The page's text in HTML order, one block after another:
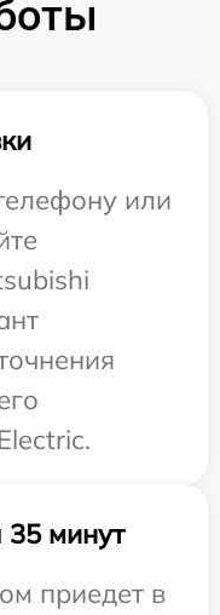
или
минут
приедет в